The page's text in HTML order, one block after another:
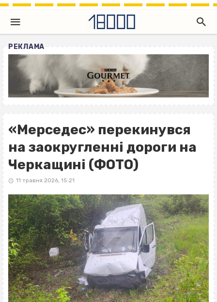
РЕКЛАМА
«Мерседес» перекинувся
на заокругленні дороги на
Черкащині (ФОТО)
11 травня 2026, 15:21